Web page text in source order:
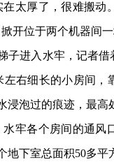
在太厚了，很难搬
开位于两个机器间
子进入水牢，记者
右细长的小房间，
浸泡过的痕迹，最高
水牢各个房间的通
地下室总面积50多平